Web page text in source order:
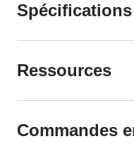
Spécifications
Ressources
Commandes